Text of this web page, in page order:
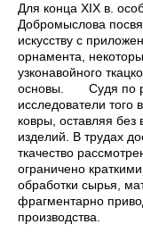
Для конца XIX в.
Добромыслова
искусству с
орнамента,
узконавойного
основы. Судя по
исследователи
ковры, оставляя без
изделий. В трудах
ткачество
ограничено
обработки сырья,
фрагментарно
производства.